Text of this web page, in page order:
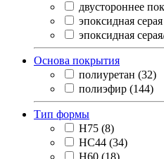
двустороннее
эпоксидная серая
эпоксидная
Основа покрытия
полиуретан (32)
полиэфир (144)
Тип формы
H75 (8)
HC44 (34)